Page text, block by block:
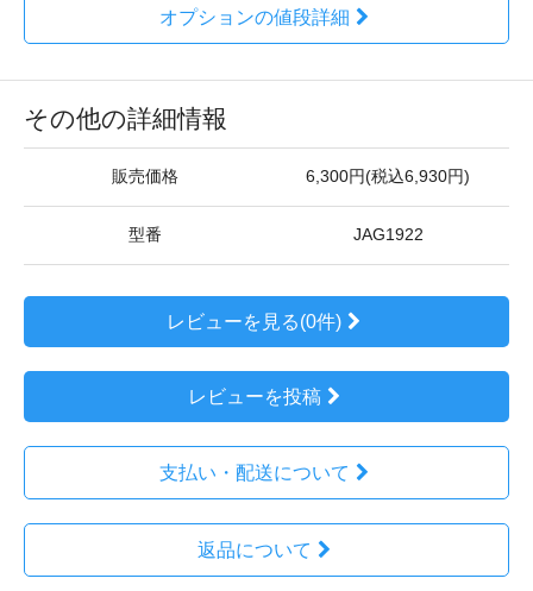
オプションの値段詳細
その他の詳細情報
販売価格 6,300円(税込6,930円)
型番 JAG1922
レビューを見る(0件)
レビューを投稿
支払い・配送について
返品について